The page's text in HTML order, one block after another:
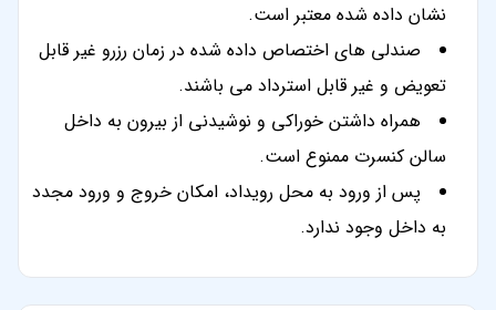
نشان داده شده معتبر است.
صندلی های اختصاص داده شده در زمان رزرو غیر قابل
تعویض و غیر قابل استرداد می باشند.
همراه داشتن خوراکی و نوشیدنی از بیرون به داخل
سالن کنسرت ممنوع است.
پس از ورود به محل رویداد، امکان خروج و ورود مجدد
به داخل وجود ندارد.